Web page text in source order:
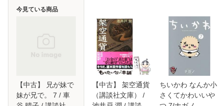
【中古】 兄が妹で
妹が兄で。 7 / 車
今見ている商品
【中古】 架空通貨
（講談社文庫） /
ちいかわ なんか小
さくてかわいいや